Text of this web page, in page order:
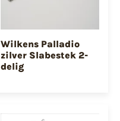
Wilkens Palladio
zilver Slabestek 2-
delig